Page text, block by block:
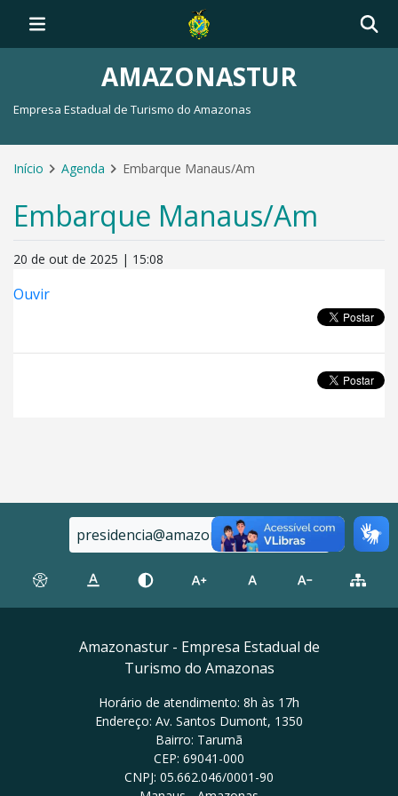
AMAZONASTUR
Empresa Estadual de Turismo do Amazonas
Início Agenda Embarque Manaus/Am
Embarque Manaus/Am
20 de out de 2025 | 15:08
Ouvir
presidencia@amazonastur.am.gov.br
Amazonastur - Empresa Estadual de
Turismo do Amazonas
Horário de atendimento: 8h às 17h
Endereço: Av. Santos Dumont, 1350
Bairro: Tarumã
CEP: 69041-000
CNPJ: 05.662.046/0001-90